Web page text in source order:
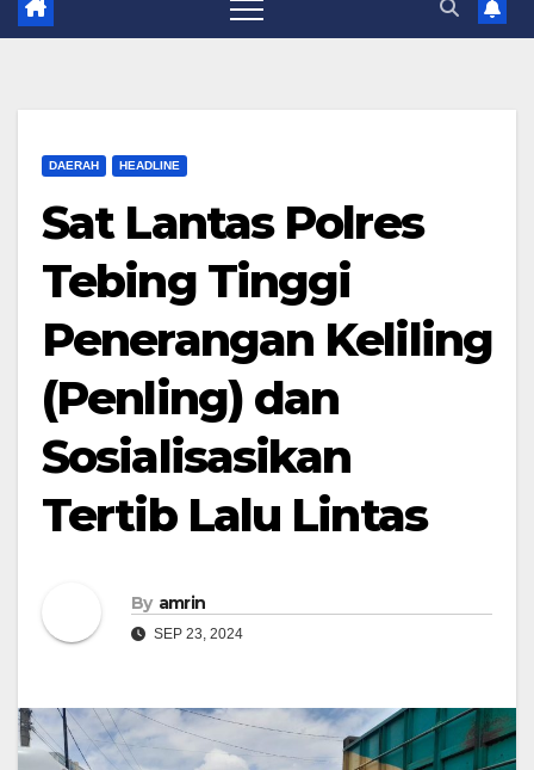
DAERAH HEADLINE
Sat Lantas Polres
Tebing Tinggi
Penerangan Keliling
(Penling) dan
Sosialisasikan
Tertib Lalu Lintas
By amrin
SEP 23, 2024